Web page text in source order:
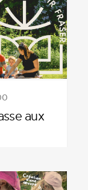
aux